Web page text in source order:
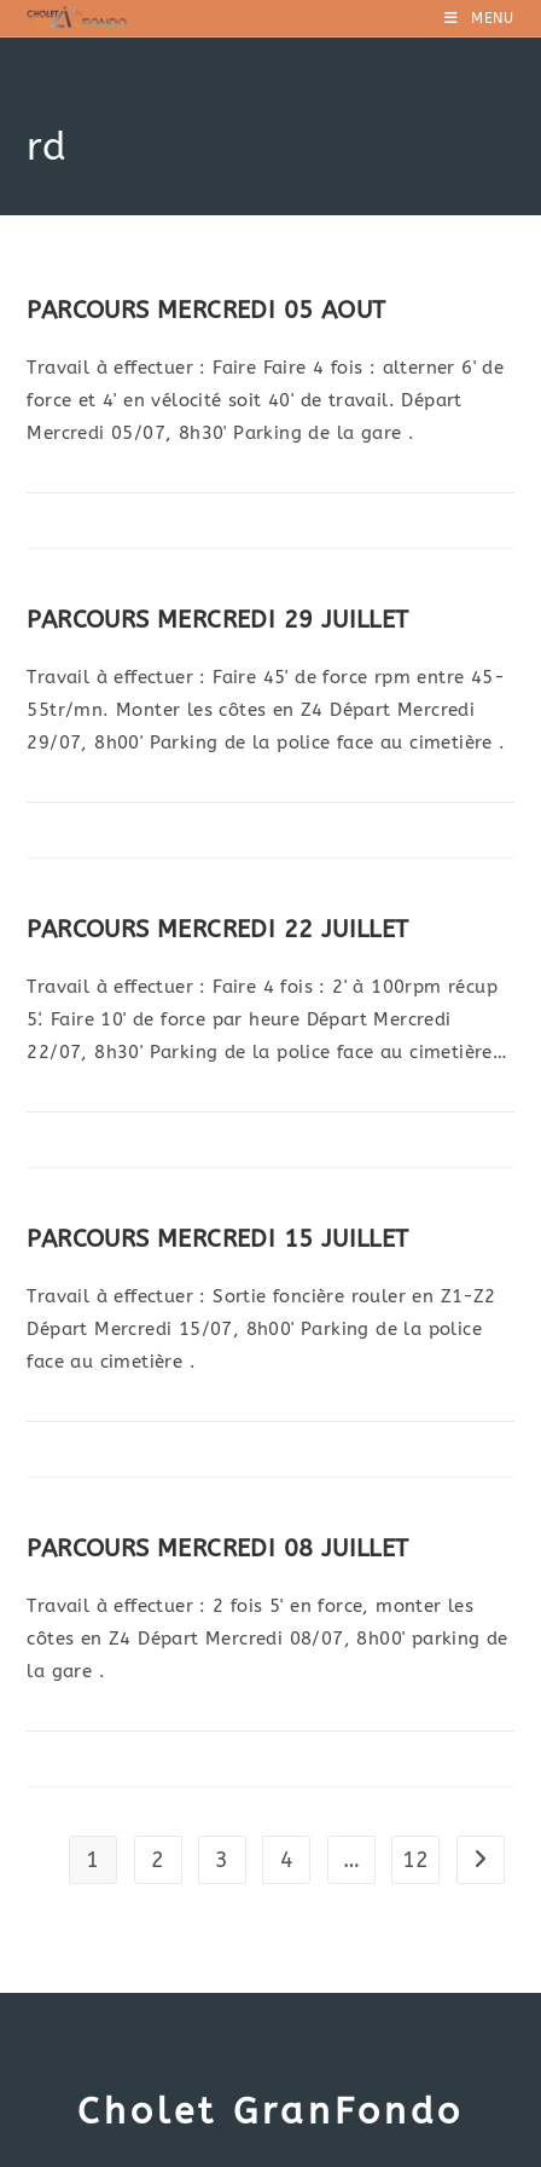
Skip
to
MENU
rd
PARCOURS MERCREDI 05 AOUT
Travail à effectuer : Faire Faire 4 fois : alterner 6' de
force et 4' en vélocité soit 40' de travail. Départ
Mercredi 05/07, 8h30' Parking de la gare .
PARCOURS MERCREDI 29 JUILLET
Travail à effectuer : Faire 45' de force rpm entre 45-
55tr/mn. Monter les côtes en Z4 Départ Mercredi
29/07, 8h00' Parking de la police face au cimetière .
PARCOURS MERCREDI 22 JUILLET
Travail à effectuer : Faire 4 fois : 2' à 100rpm récup
5'. Faire 10' de force par heure Départ Mercredi
22/07, 8h30' Parking de la police face au cimetière…
PARCOURS MERCREDI 15 JUILLET
Travail à effectuer : Sortie foncière rouler en Z1-Z2
Départ Mercredi 15/07, 8h00' Parking de la police
face au cimetière .
PARCOURS MERCREDI 08 JUILLET
Travail à effectuer : 2 fois 5' en force, monter les
côtes en Z4 Départ Mercredi 08/07, 8h00' parking de
la gare .
1 2 3 4 … 12 Aller à
Cholet GranFondo